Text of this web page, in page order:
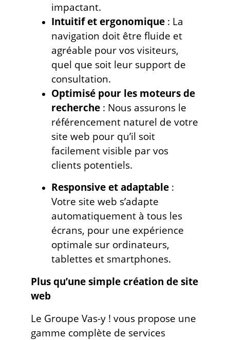
impactant.
Intuitif et ergonomique : La
navigation doit être fluide et
agréable pour vos visiteurs,
quel que soit leur support de
consultation.
Optimisé pour les moteurs de
recherche : Nous assurons le
référencement naturel de votre
site web pour qu’il soit
facilement visible par vos
clients potentiels.
Responsive et adaptable :
Votre site web s’adapte
automatiquement à tous les
écrans, pour une expérience
optimale sur ordinateurs,
tablettes et smartphones.
Plus qu’une simple création de site
web
Le Groupe Vas-y ! vous propose une
gamme complète de services